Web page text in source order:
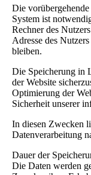
Die
System ist
Rechner des
Adresse des
bleiben.
Die Speicherung in
der Website
Optimierung der
Sicherheit unserer
In diesen Zwecken
Datenverarbeitung
Dauer der
Die Daten werden